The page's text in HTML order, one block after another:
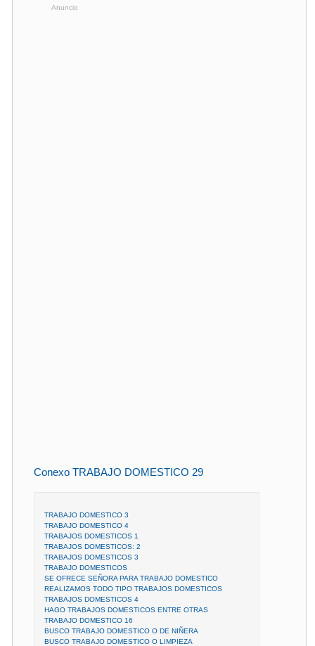
Anuncio
Conexo TRABAJO DOMESTICO 29
TRABAJO DOMESTICO 3
TRABAJO DOMESTICO 4
TRABAJOS DOMESTICOS 1
TRABAJOS DOMESTICOS: 2
TRABAJOS DOMESTICOS 3
TRABAJO DOMESTICOS
SE OFRECE SEÑORA PARA TRABAJO DOMESTICO
REALIZAMOS TODO TIPO TRABAJOS DOMESTICOS
TRABAJOS DOMESTICOS 4
HAGO TRABAJOS DOMESTICOS ENTRE OTRAS
TRABAJO DOMESTICO 16
BUSCO TRABAJO DOMESTICO O DE NIÑERA
BUSCO TRABAJO DOMESTICO O LIMPIEZA